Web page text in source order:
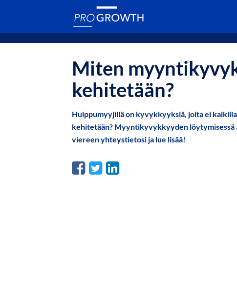
Miten
kehitetään?
Huippumyyjillä on kyvykkyyksiä, joita ei
kehitetään? Myyntikyvykkyyden löytymisessä
viereen yhteystietosi ja lue lisää!